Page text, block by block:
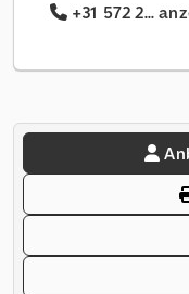
+31 572 2...